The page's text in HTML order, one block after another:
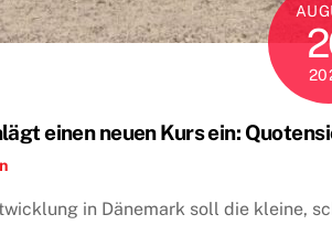
einen neuen Kurs ein:
in Dänemark soll die kleine,